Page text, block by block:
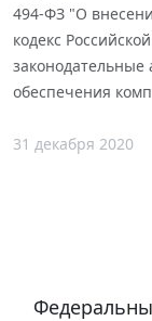
494-ФЗ "О
кодекс
законодательные
обеспечения
31 декабря 2020